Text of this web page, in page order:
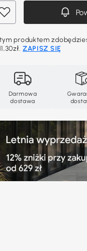
produktem
ZAPISZ SIĘ
Darmowa
dostawa